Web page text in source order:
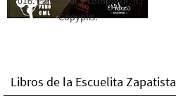
Copyplis.
Libros de la Escuelita Zapatista